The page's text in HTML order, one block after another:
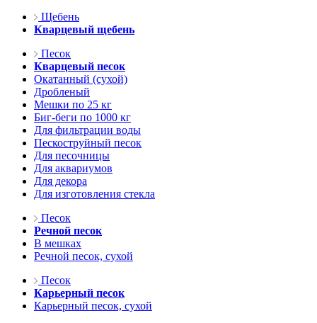
Щебень
Кварцевый щебень
Песок
Кварцевый песок
Окатанный (сухой)
Дробленый
Мешки по 25 кг
Биг-беги по 1000 кг
Для фильтрации воды
Пескоструйный песок
Для песочницы
Для аквариумов
Для декора
Для изготовления стекла
Песок
Речной песок
В мешках
Речной песок, сухой
Песок
Карьерный песок
Карьерный песок, сухой